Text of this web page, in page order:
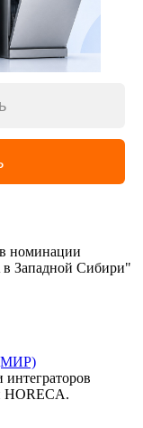
номинации
Западной Сибири"
(МИР)
HORECA.